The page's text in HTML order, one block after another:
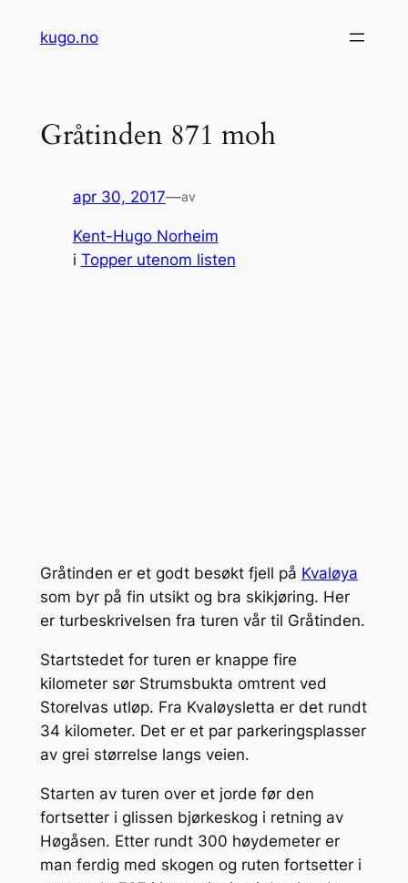
kugo.no
Gråtinden 871 moh
apr 30, 2017—av
Kent-Hugo Norheim
i Topper utenom listen
Gråtinden er et godt besøkt fjell på Kvaløya
som byr på fin utsikt og bra skikjøring. Her
er turbeskrivelsen fra turen vår til Gråtinden.
Startstedet for turen er knappe fire
kilometer sør Strumsbukta omtrent ved
Storelvas utløp. Fra Kvaløysletta er det rundt
34 kilometer. Det er et par parkeringsplasser
av grei størrelse langs veien.
Starten av turen over et jorde før den
fortsetter i glissen bjørkeskog i retning av
Høgåsen. Etter rundt 300 høydemeter er
man ferdig med skogen og ruten fortsetter i